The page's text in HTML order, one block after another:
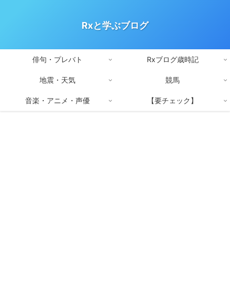
Rxと学ぶブログ
俳句・プレバト Rxブログ歳時記
地震・天気 競馬
音楽・アニメ・声優 【要チェック】